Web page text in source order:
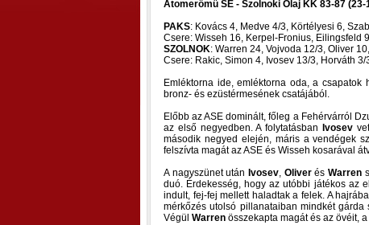
Atomerőmű SE - Szolnoki Olaj KK 83-87 (23-
PAKS: Kovács 4, Medve 4/3, Körtélyesi 6,
Csere: Wisseh 16, Kerpel-Fronius, Eilingsfeld
SZOLNOK: Warren 24, Vojvoda 12/3, Oliver
Csere: Rakic, Simon 4, Ivosev 13/3, Horváth 3/
Emléktorna ide, emléktorna oda, a
bronz- és ezüstérmesének csatájából.
Előbb az ASE dominált, főleg a Fehérvárról
az első negyedben. A folytatásban
Ivosev
második negyed elején, máris a vendégek
felszívta magát az ASE és Wisseh kosarával
A nagyszünet után Ivosev, Oliverés Warren
duó. Érdekesség, hogy az utóbbi játékos az
indult, fej-fej mellett haladtak a felek. A
mérkőzés utolsó pillanataiban mindkét
Végül Warren összekapta magát és az övéit,